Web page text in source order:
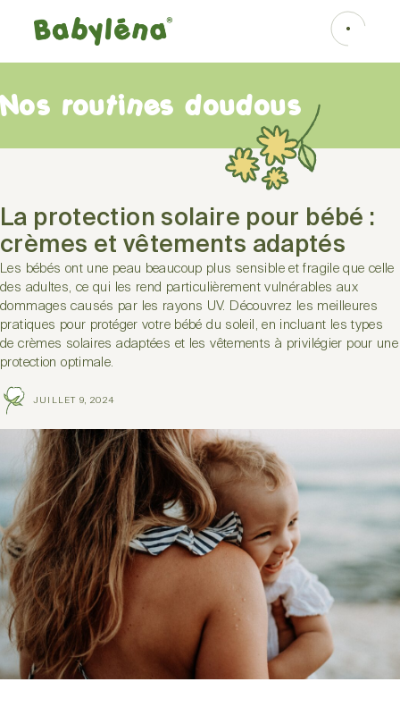
Nos routines doudous
La protection solaire pour bébé :
crèmes et vêtements adaptés
Les bébés ont une peau beaucoup plus sensible et fragile que celle
des adultes, ce qui les rend particulièrement vulnérables aux
dommages causés par les rayons UV. Découvrez les meilleures
pratiques pour protéger votre bébé du soleil, en incluant les types
de crèmes solaires adaptées et les vêtements à privilégier pour une
protection optimale.
JUILLET 9, 2024